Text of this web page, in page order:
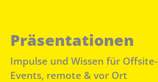
Präsentationen
Impulse und Wissen für
Events, remote & vor Ort